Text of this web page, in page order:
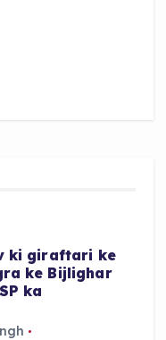
ki giraftari ke
ke Bijlighar
ka